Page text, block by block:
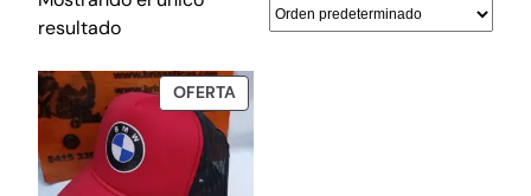
resultado
OFERTAPRODUCTO
EN